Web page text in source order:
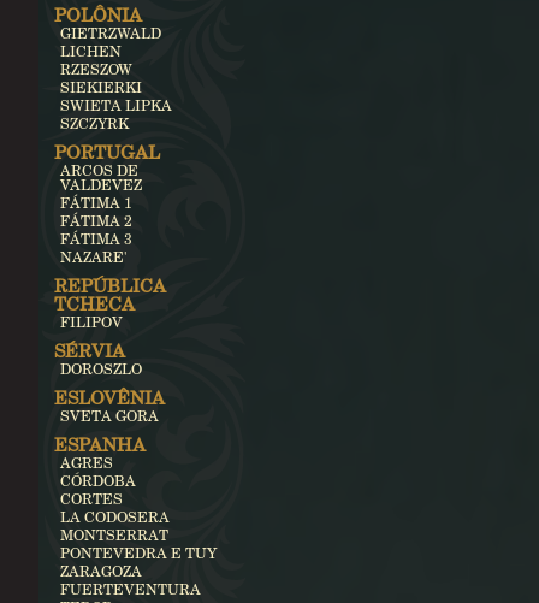
POLÔNIA
GIETRZWALD
LICHEN
RZESZOW
SIEKIERKI
SWIETA LIPKA
SZCZYRK
PORTUGAL
ARCOS DE
VALDEVEZ
FÁTIMA 1
FÁTIMA 2
FÁTIMA 3
NAZARE'
REPÚBLICA
TCHECA
FILIPOV
SÉRVIA
DOROSZLO
ESLOVÊNIA
SVETA GORA
ESPANHA
AGRES
CÓRDOBA
CORTES
LA CODOSERA
MONTSERRAT
PONTEVEDRA E TUY
ZARAGOZA
FUERTEVENTURA